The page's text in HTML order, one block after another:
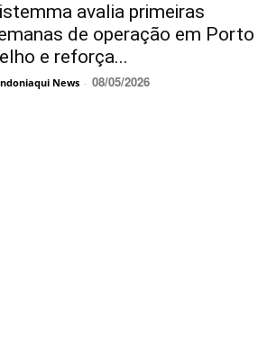
avalia primeiras
de operação em Porto
e reforça...
News - 08/05/2026